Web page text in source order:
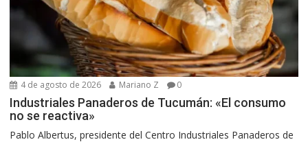
4 de agosto de 2026 Mariano Z 0
Industriales Panaderos de Tucumán: «El consumo
no se reactiva»
Pablo Albertus, presidente del Centro Industriales Panaderos de